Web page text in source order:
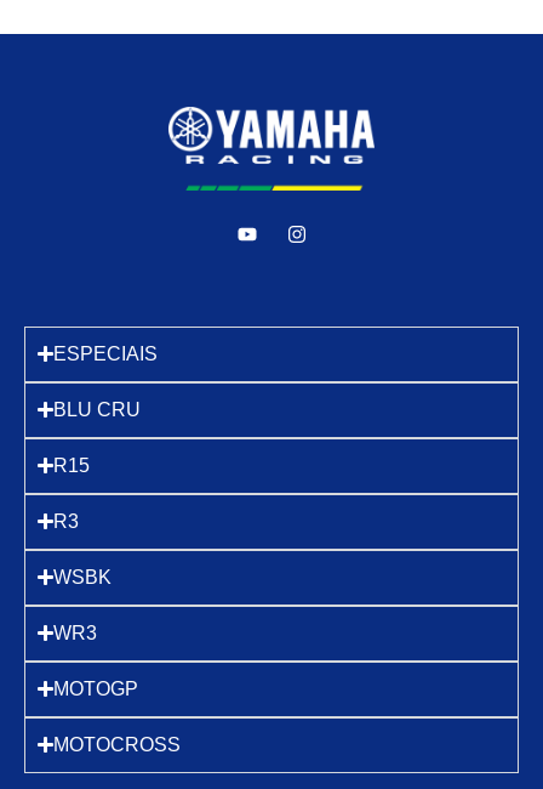
ESPECIAIS
BLU CRU
R15
R3
WSBK
WR3
MOTOGP
MOTOCROSS